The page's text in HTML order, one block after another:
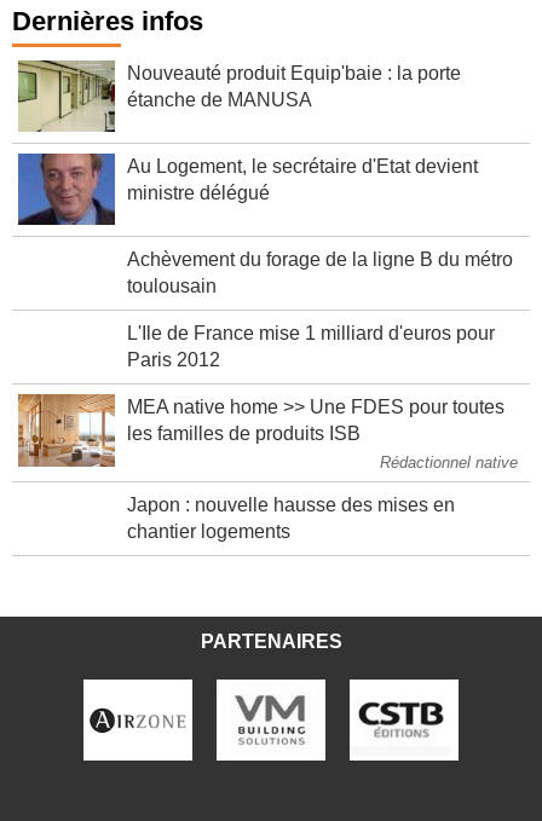
Dernières infos
Nouveauté produit Equip'baie : la porte
Au Logement, le secrétaire d'Etat devient
Achèvement du forage de la ligne B du métro
L'Ile de France mise 1 milliard d'euros pour
MEA native home >> Une FDES pour toutes
Rédactionnel native
Japon : nouvelle hausse des mises en